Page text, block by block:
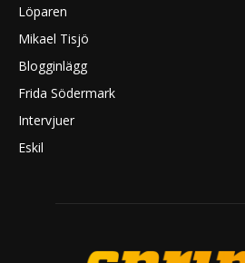
Löparen
Mikael Tisjö
Blogginlägg
Frida Södermark
Intervjuer
Eskil